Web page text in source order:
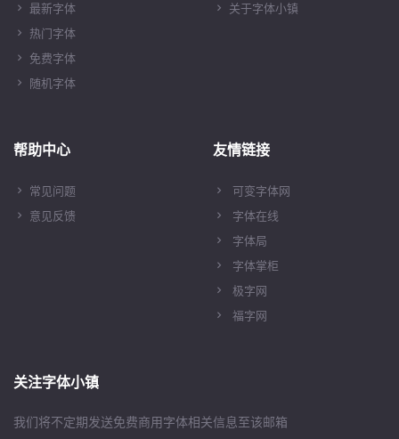
最新字体
热门字体
免费字体
随机字体
关于字体小镇
帮助中心
常见问题
意见反馈
友情链接
可变字体网
字体在线
字体局
字体掌柜
极字网
福字网
关注字体小镇
我们将不定期发送免费商用字体相关信息至该邮箱